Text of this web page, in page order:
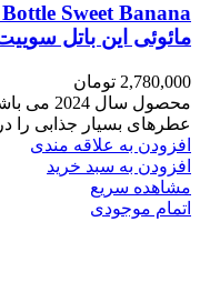
مائوئی این باتل
2,780,000 تومان
محصول
عطرهای بسیار جذابی را
افزودن به علاقه مندی
افزودن به سبد خرید
مشاهده سریع
اتمام موجودی